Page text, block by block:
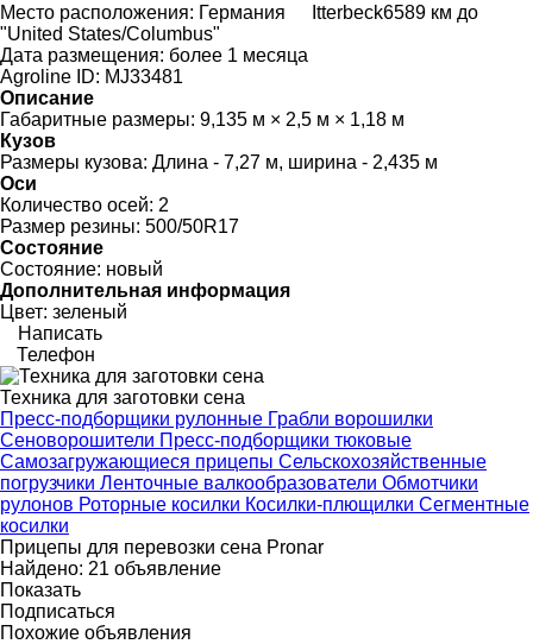
Место расположения: Германия Itterbeck6589 км до
"United States/Columbus"
Дата размещения: более 1 месяца
Agroline ID: MJ33481
Описание
Габаритные размеры: 9,135 м × 2,5 м × 1,18 м
Кузов
Размеры кузова: Длина - 7,27 м, ширина - 2,435 м
Оси
Количество осей: 2
Размер резины: 500/50R17
Состояние
Состояние: новый
Дополнительная информация
Цвет: зеленый
Написать
Телефон
Техника для заготовки сена
Пресс-подборщики рулонные Грабли ворошилки
Сеноворошители Пресс-подборщики тюковые
Самозагружающиеся прицепы Сельскохозяйственные
погрузчики Ленточные валкообразователи Обмотчики
рулонов Роторные косилки Косилки-плющилки Сегментные
косилки
Прицепы для перевозки сена Pronar
Найдено: 21 объявление
Показать
Подписаться
Похожие объявления